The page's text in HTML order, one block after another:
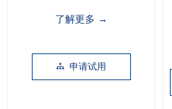
了解更多 →
뀒 申请试用